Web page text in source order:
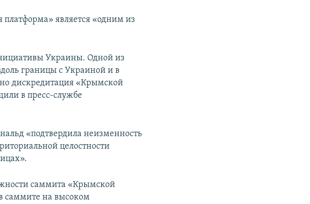
является «одним из
Украины. Одной из
границы с Украиной и в
дискредитация «Крымской
в пресс-службе
«подтвердила неизменность
целостности
саммита «Крымской
саммите на высоком